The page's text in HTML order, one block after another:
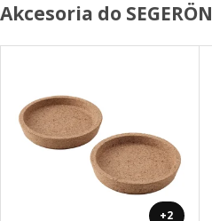
Akcesoria do SEGERÖN
+2